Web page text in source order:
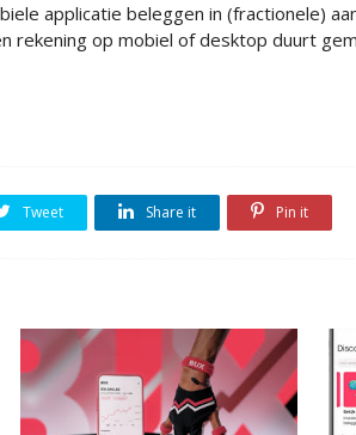
applicatie beleggen in (fractionele)
rekening op mobiel of desktop duurt
Tweet Share it Pin it